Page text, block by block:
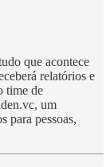
que acontece
relatórios e
time de
um
para pessoas,